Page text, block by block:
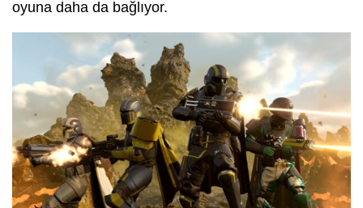
oyuna daha da bağlıyor.